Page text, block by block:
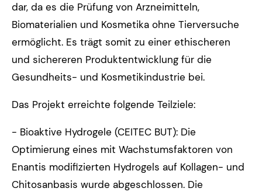
dar, da es die Prüfung von Arzneimitteln,
Biomaterialien und Kosmetika ohne Tierversuche
ermöglicht. Es trägt somit zu einer ethischeren
und sichereren Produktentwicklung für die
Gesundheits- und Kosmetikindustrie bei.
Das Projekt erreichte folgende Teilziele:
- Bioaktive Hydrogele (CEITEC BUT): Die
Optimierung eines mit Wachstumsfaktoren von
Enantis modifizierten Hydrogels auf Kollagen- und
Chitosanbasis wurde abgeschlossen. Die